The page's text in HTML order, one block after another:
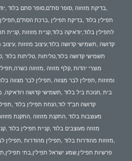
,בדיקת מזוזוה ,סופר סת"ם,סופר סתם בלוד
תפילין בלוד ,בדיקת תפילין ,ברכת
לתפילין בלוד,יודאיקה בלוד,קניית מזוזות
קדושה ,תשמישי קדושה בלוד,עיצוב מזוזות
תשמישי קדושה בלוד,טליתות ,טליתות בלוד
מוצרי יהדות ,קלף מזוזה ,מזוזוה
ומזוזות ,תפילין לבר מצווה ,תפילין לבר מצווה
בית ,חנוכת ביל בלוד ,תשמישי קדושה ויודאיקה,
קדושה חב"ד לוד,הנחת תפילין בלוד
מעוצבות בלוד ,התקנת מזוזוה ,התקנת
מזוזה מעוצבים בלוד ,קניית תפילין בלוד
,מזוזות מהודרות בלוד ,תפילין מהודרות ,תפילין